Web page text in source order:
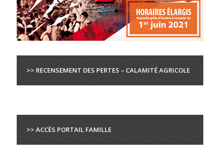
>> RECENSEMENT DES PERTES – CALAMITÉ AGRICOLE
>> ACCÈS PORTAIL FAMILLE